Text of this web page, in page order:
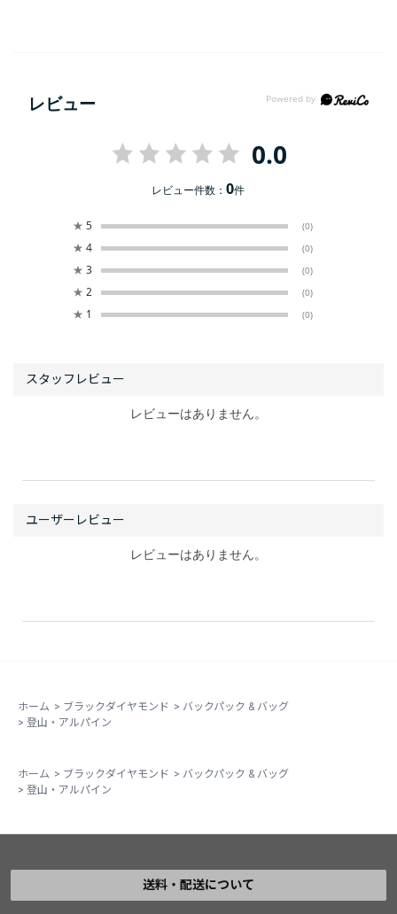
レビュー
0.0
レビュー件数：0件
★ 5 (0)
★ 4 (0)
★ 3 (0)
★ 2 (0)
★ 1 (0)
レビューはありません。
レビューはありません。
ホーム > ブラックダイヤモンド > バックパック & バッグ
> 登山・アルパイン
ホーム > ブラックダイヤモンド > バックパック & バッグ
> 登山・アルパイン
送料・配送について